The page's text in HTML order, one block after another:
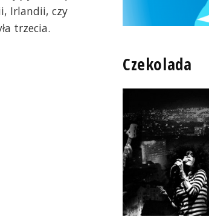
Irlandii, czy
trzecia.
Czekolada